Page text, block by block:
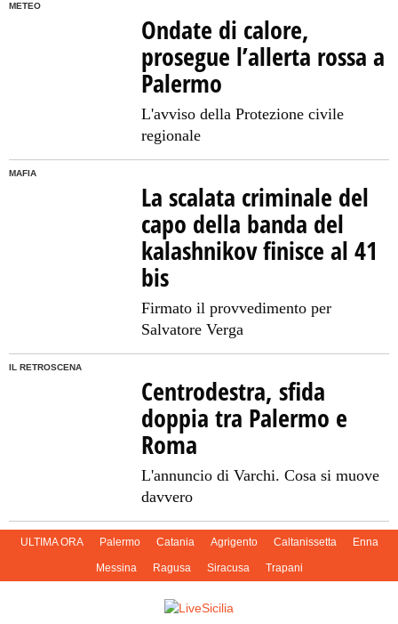
METEO
Ondate di calore,
prosegue l’allerta rossa a
Palermo
L'avviso della Protezione civile
regionale
MAFIA
La scalata criminale del
capo della banda del
kalashnikov finisce al 41
bis
Firmato il provvedimento per
Salvatore Verga
IL RETROSCENA
Centrodestra, sfida
doppia tra Palermo e
Roma
L'annuncio di Varchi. Cosa si muove
davvero
ULTIMA ORA Palermo Catania Agrigento Caltanissetta Enna
Messina Ragusa Siracusa Trapani